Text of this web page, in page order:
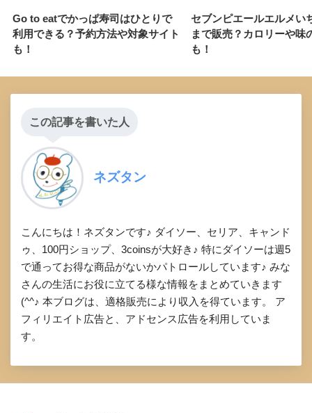
Go to eatでかっぱ寿司はひとりで
利用できる？予約方法や対象サイト
も！
セブンピエールエルメい
まで販売？カロリーや味
も！
この記事を書いた人
ネズタン
こんにちは！ネズタンです♪ ダイソー、セリア、キャンド
ゥ、100円ショップ、3coinsが大好き♪ 特にダイソーは週5
で通ってお得な商品がないかパトロールしています♪ みな
さんの生活にお役に立てる様な情報をまとめていきます
(^^♪ 本ブログは、適格販売により収入を得ています。 ア
フィリエイト広告と、アドセンス広告を利用していま
す。